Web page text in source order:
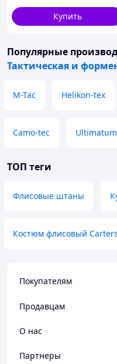
Купить
Популярные
Тактическая и
M-Tac Helikon-tex
Camo-tec Ultimatum
ТОП теги
Флисовые штаны
Костюм флисовый Carters
Покупателям
Продавцам
О нас
Партнеры